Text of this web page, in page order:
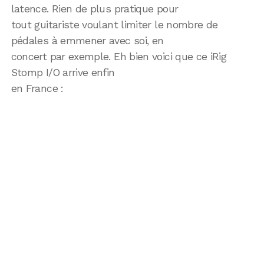
latence. Rien de plus pratique pour
tout guitariste voulant limiter le nombre de
pédales à emmener avec soi, en
concert par exemple. Eh bien voici que ce iRig
Stomp I/O arrive enfin
en France :